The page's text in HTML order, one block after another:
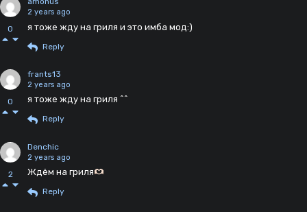
0
2 years ago
я тоже жду на гриля и это имба мод:)
Reply
0
frants13
2 years ago
я тоже жду на гриля ^^
Reply
2
Denchic
2 years ago
Ждём на гриля
Reply